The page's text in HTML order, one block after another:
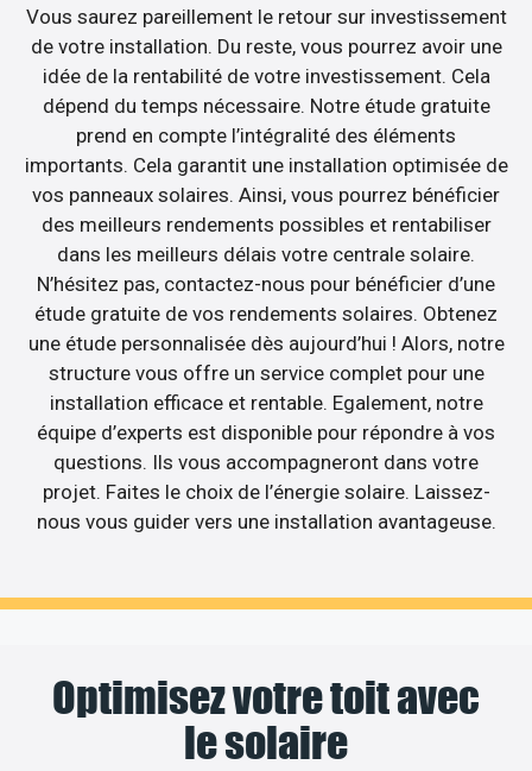
Vous saurez pareillement le retour sur investissement
de votre installation. Du reste, vous pourrez avoir une
idée de la rentabilité de votre investissement. Cela
dépend du temps nécessaire. Notre étude gratuite
prend en compte l’intégralité des éléments
importants. Cela garantit une installation optimisée de
vos panneaux solaires. Ainsi, vous pourrez bénéficier
des meilleurs rendements possibles et rentabiliser
dans les meilleurs délais votre centrale solaire.
N’hésitez pas, contactez-nous pour bénéficier d’une
étude gratuite de vos rendements solaires. Obtenez
une étude personnalisée dès aujourd’hui ! Alors, notre
structure vous offre un service complet pour une
installation efficace et rentable. Egalement, notre
équipe d’experts est disponible pour répondre à vos
questions. Ils vous accompagneront dans votre
projet. Faites le choix de l’énergie solaire. Laissez-
nous vous guider vers une installation avantageuse.
Optimisez votre toit avec
le solaire